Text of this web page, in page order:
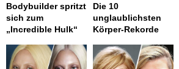
Bodybuilder spritzt
sich zum
„Incredible Hulk“
Die 10
unglaublichsten
Körper-Rekorde